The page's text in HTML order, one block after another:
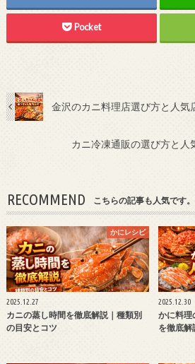
Pocket
金沢のカニ料理店選び方と人気
カニ冷凍通販の選び方と人
RECOMMEND こちらの記事も人気です。
かにレシピ
2025.12.27
カニの蒸し時間を徹底解説｜種類別
の目安とコツ
2025.12.30
かに料理
を徹底解